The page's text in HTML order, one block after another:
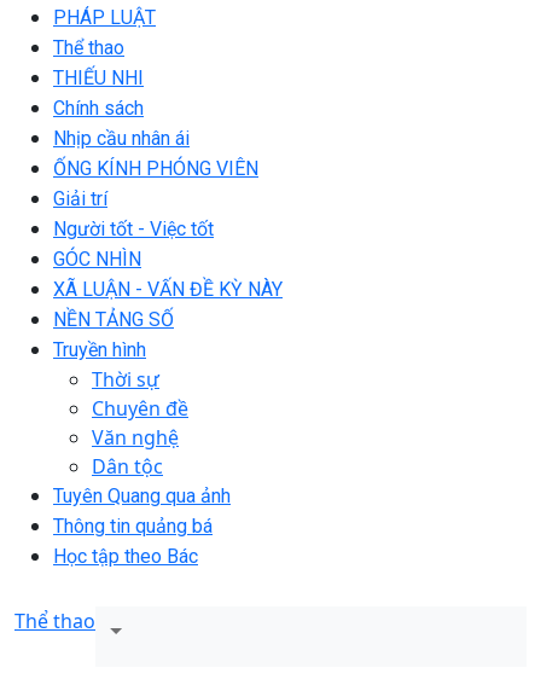
PHÁP LUẬT
Thể thao
THIẾU NHI
Chính sách
Nhịp cầu nhân ái
ỐNG KÍNH PHÓNG VIÊN
Giải trí
Người tốt - Việc tốt
GÓC NHÌN
XÃ LUẬN - VẤN ĐỀ KỲ NÀY
NỀN TẢNG SỐ
Truyền hình
Thời sự
Chuyên đề
Văn nghệ
Dân tộc
Tuyên Quang qua ảnh
Thông tin quảng bá
Học tập theo Bác
Thể thao